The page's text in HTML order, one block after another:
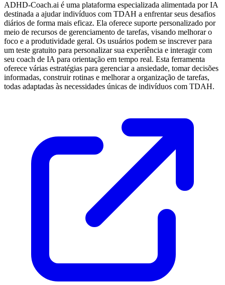
ADHD-Coach.ai é uma plataforma especializada alimentada por IA
destinada a ajudar indivíduos com TDAH a enfrentar seus desafios
diários de forma mais eficaz. Ela oferece suporte personalizado por
meio de recursos de gerenciamento de tarefas, visando melhorar o
foco e a produtividade geral. Os usuários podem se inscrever para
um teste gratuito para personalizar sua experiência e interagir com
seu coach de IA para orientação em tempo real. Esta ferramenta
oferece várias estratégias para gerenciar a ansiedade, tomar decisões
informadas, construir rotinas e melhorar a organização de tarefas,
todas adaptadas às necessidades únicas de indivíduos com TDAH.